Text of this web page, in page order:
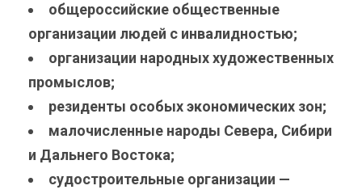
общероссийские общественные
организации людей с инвалидностью;
организации народных художественных
промыслов;
резиденты особых экономических зон;
малочисленные народы Севера, Сибири
и Дальнего Востока;
судостроительные организации —